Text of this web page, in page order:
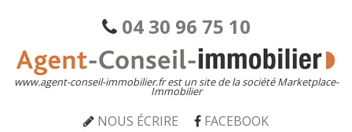
04 30 96 75 10
www.agent-conseil-immobilier.fr est un site de la société Marketplace-
Immobilier
NOUS ÉCRIRE FACEBOOK